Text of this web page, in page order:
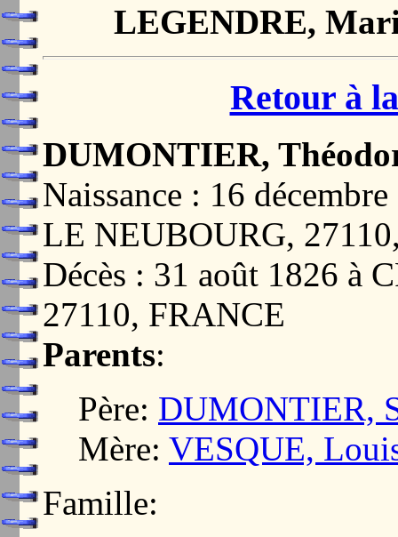
LEGENDRE,
Retour à
DUMONTIER,
Naissance : 16
LE NEUBOURG,
Décès : 31 août 1826
27110, FRANCE
Parents:
Père: DUMONTIER,
Mère: VESQUE,
Famille: